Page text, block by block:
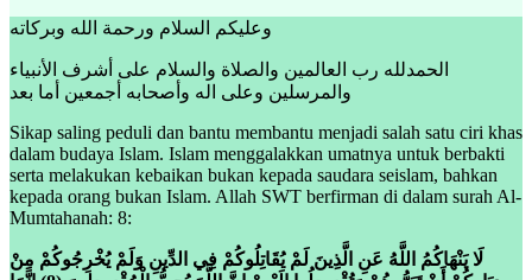
وعليكم السلام ورحمة الله وبركاته
الحمدلله رب العالمين والصلاة والسلام على أشرف الأنبياء
والمرسلين وعلى اله وأصحابه أجمعين أما بعد
Sikap saling peduli dan bantu membantu menjadi salah satu ciri khas
dalam budaya Islam. Islam menggalakkan umatnya untuk berbakti
serta melakukan kebaikan bukan kepada saudara seislam, bahkan
kepada orang bukan Islam. Allah SWT berfirman di dalam surah Al-
Mumtahanah: 8:
لَا يَنْهَاكُمُ اللَّهُ عَنِ الَّذِينَ لَمْ يُقَاتِلُوكُمْ فِي الدِّينِ وَلَمْ يُخْرِجُوكُمْ مِنْ